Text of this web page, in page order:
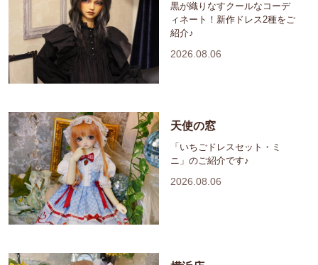
黒が織りなすクールなコーデ
ィネート！新作ドレス2種をご
紹介♪
2026.08.06
天使の窓
「いちごドレスセット・ミ
ニ」のご紹介です♪
2026.08.06